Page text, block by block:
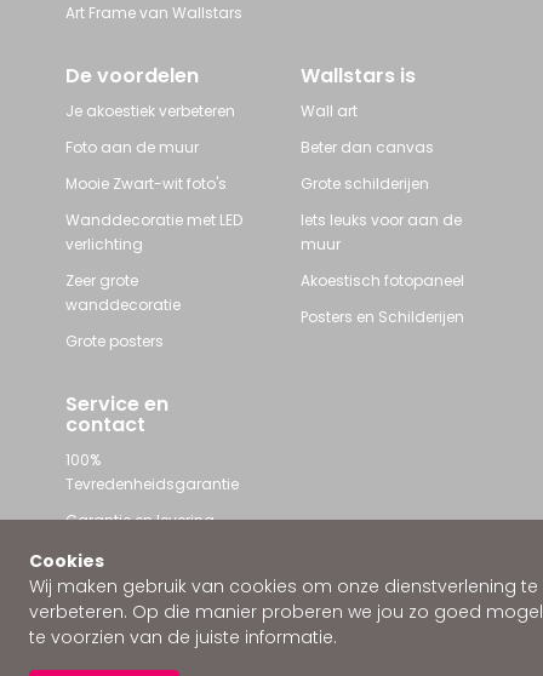
Cookies
Wij maken gebruik van cookies om onze dienstverlening te
verbeteren. Op die manier proberen we jou zo goed
te voorzien van de juiste informatie.
Art Frame van Wallstars
De voordelen
Je akoestiek verbeteren
Foto aan de muur
Mooie Zwart-wit foto's
Wanddecoratie met LED
verlichting
Zeer grote
wanddecoratie
Grote posters
Wallstars is
Wall art
Beter dan canvas
Grote schilderijen
Iets leuks voor aan de
muur
Akoestisch fotopaneel
Posters en Schilderijen
Service en
contact
100%
Tevredenheidsgarantie
Garantie en levering
Contact met Wallstars
WhatsApp ons